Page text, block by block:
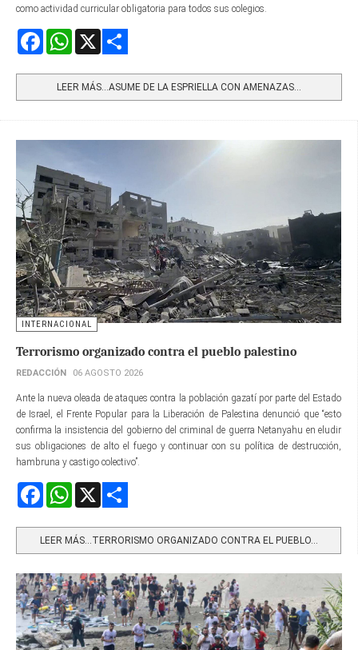
como actividad curricular obligatoria para todos sus colegios.
FacebookWhatsApp
LEER MÁS…ASUME DE LA ESPRIELLA CON AMENAZAS...
INTERNACIONAL
Terrorismo organizado contra el pueblo palestino
REDACCIÓN 06 AGOSTO 2026
Ante la nueva oleada de ataques contra la población gazatí por parte del Estado
de Israel, el Frente Popular para la Liberación de Palestina denunció que “esto
confirma la insistencia del gobierno del criminal de guerra Netanyahu en eludir
sus obligaciones de alto el fuego y continuar con su política de destrucción,
hambruna y castigo colectivo”.
FacebookWhatsApp
LEER MÁS…TERRORISMO ORGANIZADO CONTRA EL PUEBLO...